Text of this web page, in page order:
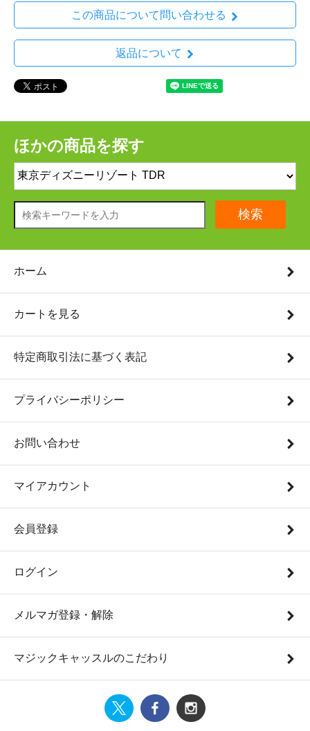
この商品について問い合わせる
返品について
ほかの商品を探す
検索
ホーム
カートを見る
特定商取引法に基づく表記
プライバシーポリシー
お問い合わせ
マイアカウント
会員登録
ログイン
メルマガ登録・解除
マジックキャッスルのこだわり